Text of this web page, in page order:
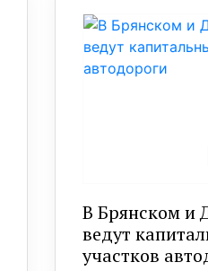
В Брянском и
ведут
участков